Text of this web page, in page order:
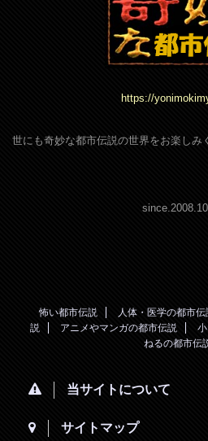
https://
世にも奇妙な都市伝説の世界をお楽しみ
怖い都市伝説 人体・医学の都市伝
説
アニメやマンガの都市伝説
ねるの都市伝
当サイトについて
サイトマップ